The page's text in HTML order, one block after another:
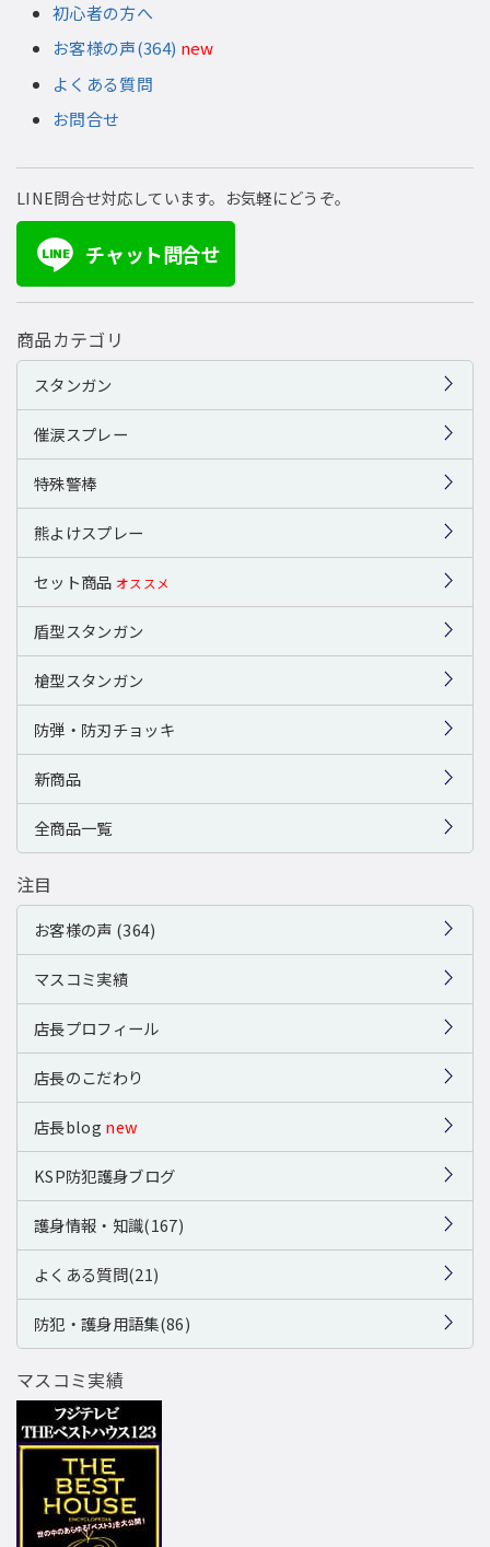
初心者の方へ
お客様の声(364) new
よくある質問
お問合せ
LINE問合せ対応しています。お気軽にどうぞ。
LINE チャット問合せ
商品カテゴリ
スタンガン
催涙スプレー
特殊警棒
熊よけスプレー
セット商品 オススメ
盾型スタンガン
槍型スタンガン
防弾・防刃チョッキ
新商品
全商品一覧
注目
お客様の声 (364)
マスコミ実績
店長プロフィール
店長のこだわり
店長blog new
KSP防犯護身ブログ
護身情報・知識(167)
よくある質問(21)
防犯・護身用語集(86)
マスコミ実績